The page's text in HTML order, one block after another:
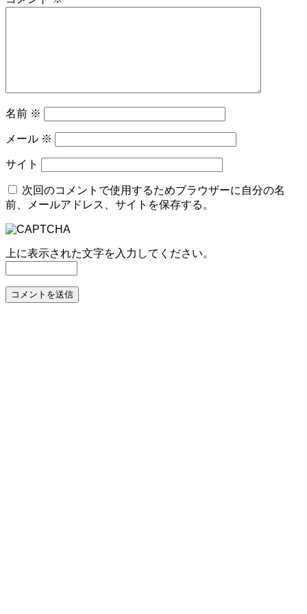
名前 ※
メール ※
サイト
次回のコメントで使用するためブラウザーに自分の名
前、メールアドレス、サイトを保存する。
上に表示された文字を入力してください。